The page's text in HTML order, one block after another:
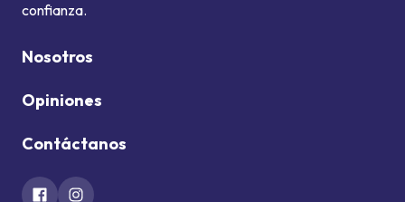
confianza.
Nosotros
Opiniones
Contáctanos